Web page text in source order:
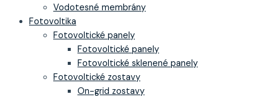
Vodotesné membrány
Fotovoltika
Fotovoltické panely
Fotovoltické panely
Fotovoltické sklenené panely
Fotovoltické zostavy
On-grid zostavy